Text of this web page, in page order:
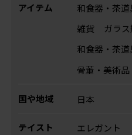
アイテム
和食器・茶道
雑貨
ガラ
和食器・茶道
骨董・美術品
国や地域 日本
テイスト エレガント